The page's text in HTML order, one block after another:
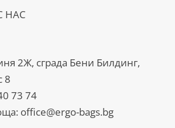
НАС
2Ж, сграда Бени Билдинг,
8
73 74
office@ergo-bags.bg